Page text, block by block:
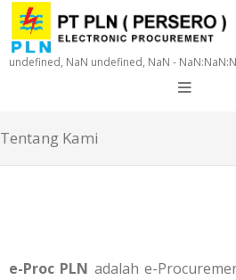
undefined, NaN undefined, NaN -
Tentang Kami
e-Proc PLN adalah e-